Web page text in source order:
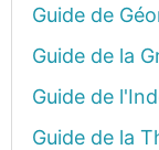
Guide de
Guide de la
Guide de
Guide de la